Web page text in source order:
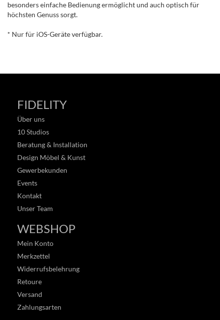
besonders einfache Bedienung ermöglicht und auch optisch für
höchsten Genuss sorgt.
* Nur für iOS-Geräte verfügbar.
FIDELITY
Über uns
10 Studios
Beratung & Installation
Design Möbel & Kunst
Gewerbekunden
Events
Kontakt
Unser Team
WEBSHOP
Mein Konto
Merkzettel
Widerrufsbelehrung
Retoure
Versand
Zahlungsarten